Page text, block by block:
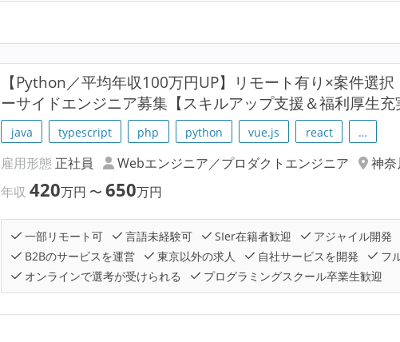
【Python／平均年収100万円UP】リモート有り×案件選
ーサイドエンジニア募集【スキルアップ支援＆福利厚生充
java typescript php python vue.js react …
雇用形態 正社員 Webエンジニア／プロダクトエンジニア
神奈
年収420万円 〜650万円
一部リモート可 言語未経験可 SIer在籍者歓迎
アジャイル開発
B2Bのサービスを運営
東京以外の求人 自社サービスを開発
フ
オンラインで選考が受けられる
プログラミングスクール卒業生歓迎